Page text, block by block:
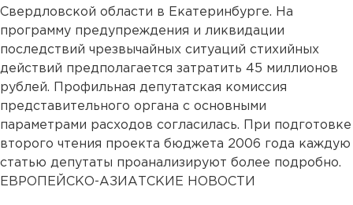
Свердловской области в Екатеринбурге. На
программу предупреждения и ликвидации
последствий чрезвычайных ситуаций стихийных
действий предполагается затратить 45 миллионов
рублей. Профильная депутатская комиссия
представительного органа с основными
параметрами расходов согласилась. При подготовке
второго чтения проекта бюджета 2006 года каждую
статью депутаты проанализируют более подробно.
ЕВРОПЕЙСКО-АЗИАТСКИЕ НОВОСТИ